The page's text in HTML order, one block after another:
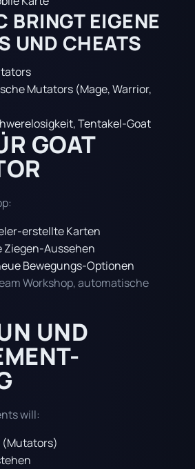
BRINGT EIGENE
UND CHEATS
Mutators (Mage, Warrior,
Tentakel-Goat
GOAT
erstellte Karten
Ziegen-Aussehen
Bewegungs-Optionen
Workshop, automatische
UND
will: